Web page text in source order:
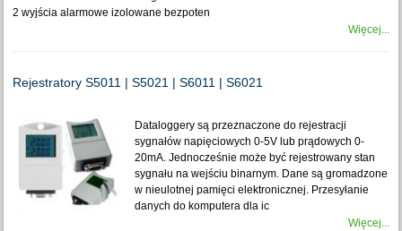
2 wyjścia alarmowe izolowane bezpoten
Więcej...
Rejestratory S5011 | S5021 | S6011 | S6021
Dataloggery są przeznaczone do rejestracji
sygnałów napięciowych 0-5V lub prądowych 0-
20mA. Jednocześnie może być rejestrowany stan
sygnału na wejściu binarnym. Dane są gromadzone
w nieulotnej pamięci elektronicznej. Przesyłanie
danych do komputera dla ic
Więcej...